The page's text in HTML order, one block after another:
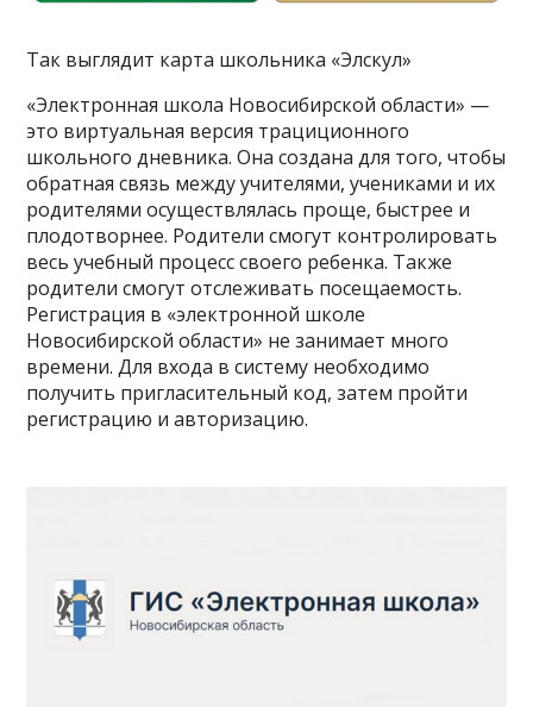
Так выглядит карта школьника «Элскул»
«Электронная школа Новосибирской области» —
это виртуальная версия трациционного
школьного дневника. Она создана для того, чтобы
обратная связь между учителями, учениками и их
родителями осуществлялась проще, быстрее и
плодотворнее. Родители смогут контролировать
весь учебный процесс своего ребенка. Также
родители смогут отслеживать посещаемость.
Регистрация в «электронной школе
Новосибирской области» не занимает много
времени. Для входа в систему необходимо
получить пригласительный код, затем пройти
регистрацию и авторизацию.